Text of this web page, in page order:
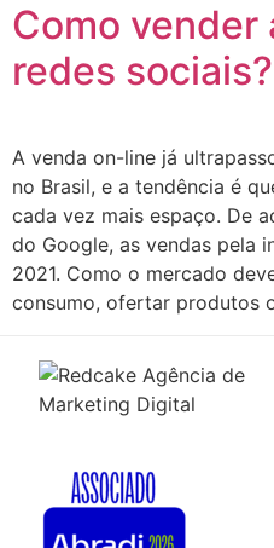
Como vender
redes sociais?
A venda on-line já
no Brasil, e a tendência é
cada vez mais espaço. De
do Google, as vendas pela
2021. Como o mercado
consumo, ofertar produtos